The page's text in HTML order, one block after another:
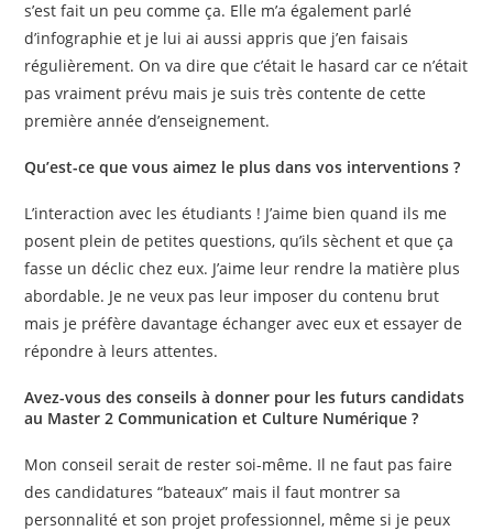
s’est fait un peu comme ça. Elle m’a également parlé
d’infographie et je lui ai aussi appris que j’en faisais
régulièrement. On va dire que c’était le hasard car ce n’était
pas vraiment prévu mais je suis très contente de cette
première année d’enseignement.
Qu’est-ce que vous aimez le plus dans vos interventions ?
L’interaction avec les étudiants ! J’aime bien quand ils me
posent plein de petites questions, qu’ils sèchent et que ça
fasse un déclic chez eux. J’aime leur rendre la matière plus
abordable. Je ne veux pas leur imposer du contenu brut
mais je préfère davantage échanger avec eux et essayer de
répondre à leurs attentes.
Avez-vous des conseils à donner pour les futurs candidats
au Master 2 Communication et Culture Numérique ?
Mon conseil serait de rester soi-même. Il ne faut pas faire
des candidatures “bateaux” mais il faut montrer sa
personnalité et son projet professionnel, même si je peux